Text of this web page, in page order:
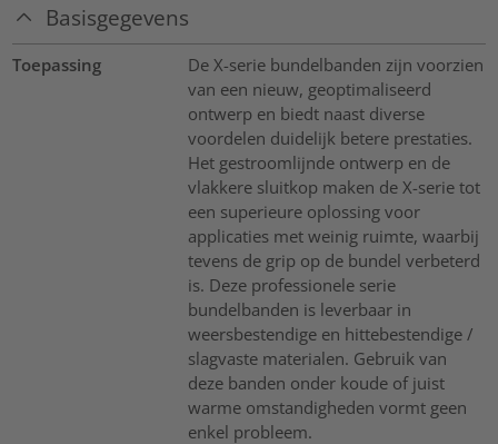
Basisgegevens
Toepassing
De X-serie bundelbanden zijn voorzien
van een nieuw, geoptimaliseerd
ontwerp en biedt naast diverse
voordelen duidelijk betere prestaties.
Het gestroomlijnde ontwerp en de
vlakkere sluitkop maken de X-serie tot
een superieure oplossing voor
applicaties met weinig ruimte, waarbij
tevens de grip op de bundel verbeterd
is. Deze professionele serie
bundelbanden is leverbaar in
weersbestendige en hittebestendige /
slagvaste materialen. Gebruik van
deze banden onder koude of juist
warme omstandigheden vormt geen
enkel probleem.